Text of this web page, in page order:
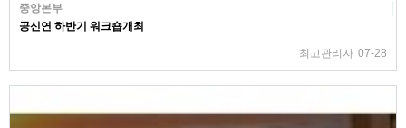
중앙본부
공신연 하반기 워크숍개최
최고관리자 07-28